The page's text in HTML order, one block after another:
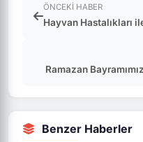
ÖNCEKI HABER
Hayvan Hastalıkları
Ramazan
Benzer Haberler